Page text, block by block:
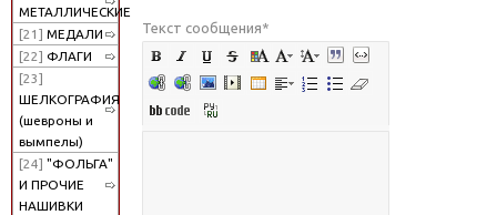
МЕТАЛЛИЧЕСКИЕ
[21] МЕДАЛИ
[22] ФЛАГИ
[23]
ШЕЛКОГРАФИЯ
(шевроны и
вымпелы)
[24] "ФОЛЬГА"
И ПРОЧИЕ
НАШИВКИ
Текст сообщения*